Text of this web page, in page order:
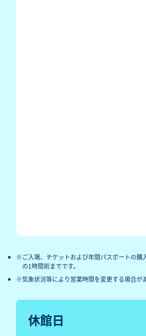
ご入場、チケットおよび年間パスポートの購
の1時間前までです。
気象状況等により営業時間を変更する場合が
休館日